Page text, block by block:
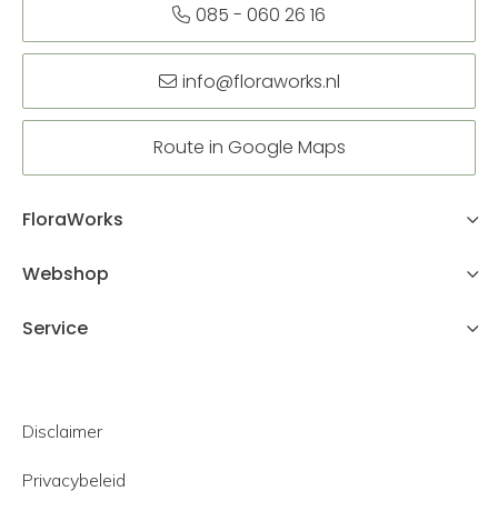
085 - 060 26 16
info@floraworks.nl
Route in Google Maps
FloraWorks
Webshop
Service
Disclaimer
Privacybeleid